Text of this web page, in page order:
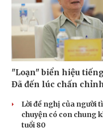
"Loạn" biển hiệu
Đã đến lúc chấn
Lời đề nghị của người
chuyện có con chung
tuổi 80